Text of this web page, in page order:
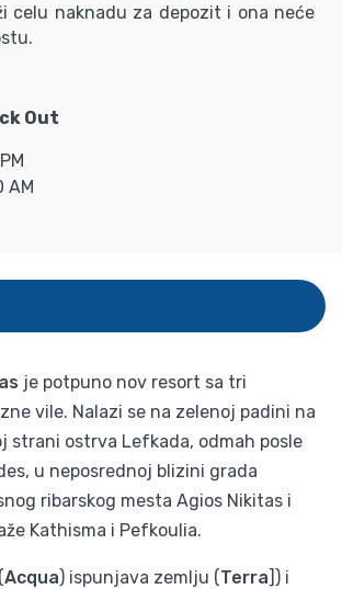
celu naknadu za depozit i ona neće
Out
AM
je potpuno nov resort sa tri
vile. Nalazi se na zelenoj padini na
strani ostrva Lefkada, odmah posle
u neposrednoj blizini grada
ribarskog mesta Agios Nikitas i
Kathisma i Pefkoulia.
Acqua) ispunjava zemlju (Terra]) i